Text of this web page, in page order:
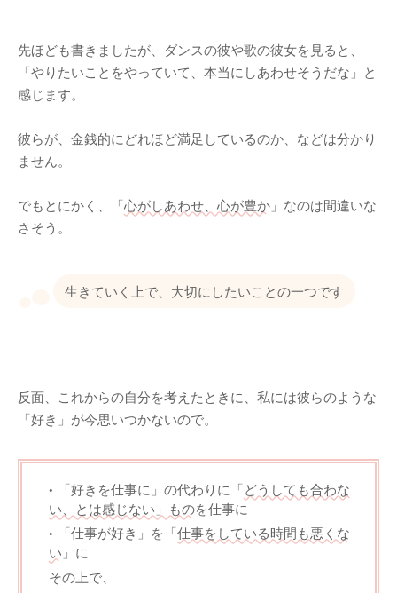
先ほども書きましたが、ダンスの彼や歌の彼女を見ると、
「やりたいことをやっていて、本当にしあわせそうだな」と
感じます。
彼らが、金銭的にどれほど満足しているのか、などは分かり
ません。
でもとにかく、「心がしあわせ、心が豊か 」なのは間違いな
さそう。
生きていく上で、大切にしたいことの一つです
反面、これからの自分を考えたときに、私には彼らのような
「好き」が今思いつかないので。
「好きを仕事に」の代わりに「どうしても合わな
い、とは感じない」ものを仕事に
「仕事が好き」を「仕事をしている時間も悪くな
い 」に
その上で、